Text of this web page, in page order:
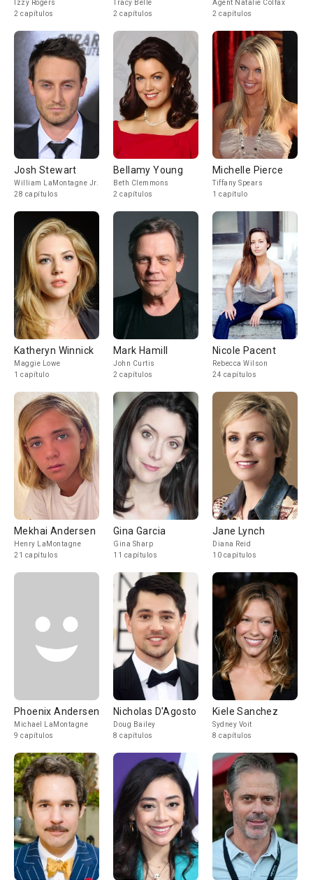
Izzy Rogers
2 capítulos
Tracy Belle
2 capítulos
Agent Natalie Colfax
2 capítulos
Josh Stewart
William LaMontagne Jr.
28 capítulos
Bellamy Young
Beth Clemmons
2 capítulos
Michelle Pierce
Tiffany Spears
1 capítulo
Katheryn Winnick
Maggie Lowe
1 capítulo
Mark Hamill
John Curtis
2 capítulos
Nicole Pacent
Rebecca Wilson
24 capítulos
Mekhai Andersen
Henry LaMontagne
21 capítulos
Gina Garcia
Gina Sharp
11 capítulos
Jane Lynch
Diana Reid
10 capítulos
Phoenix Andersen
Michael LaMontagne
9 capítulos
Nicholas D'Agosto
Doug Bailey
8 capítulos
Kiele Sanchez
Sydney Voit
8 capítulos